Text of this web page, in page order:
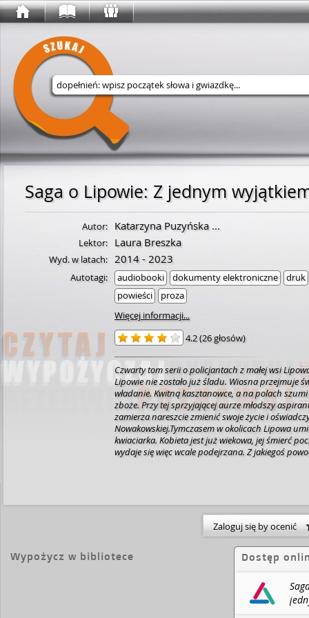
Wyszukaj w serwisie
Saga o Lipowie: Z jednym
Autor: Katarzyna Puzyńska...
Lektor: Laura Breszka
Wyd. w latach: 2014 - 2023
Autotagi: audiobooki dokumenty elektroniczne
druk
powieści
proza
Więcej informacji...
4.2(26 głosów)
Czwarty tom serii o policjantach z małej wsi
Lipowie nie zostało już śladu. Wiosna przejmuje
władanie. Kwitną kasztanowce, a na polach szumi
zboże. Przy tej sprzyjającej aurze młodszy
zamierza nareszcie zmienić swoje życie i
Nowakowskiej.Tymczasem w okolicach Lipowa
kwiaciarka. Kobieta jest już wiekowa, jej śmierć
wydaje się więc wcale podejrzana. Z jakiegoś
samotnej starszej pani? Dlaczego wytatuował
odcyfrowania napis? Co ma z tym wszystkim
pary młodych ludzi sprzed ponad stu
wyjątkiem" to czwarty tom serii o policjantach z
psychologiczne z mocnym tłem obyczajowym.
żeby polscy filmowcy wzięli się do ekranizacji
Puzyńskiej. Młodszy aspirant Daniel Podgórski i
Zaloguj się by ocenić
Wypożycz w bibliotece Dostęp